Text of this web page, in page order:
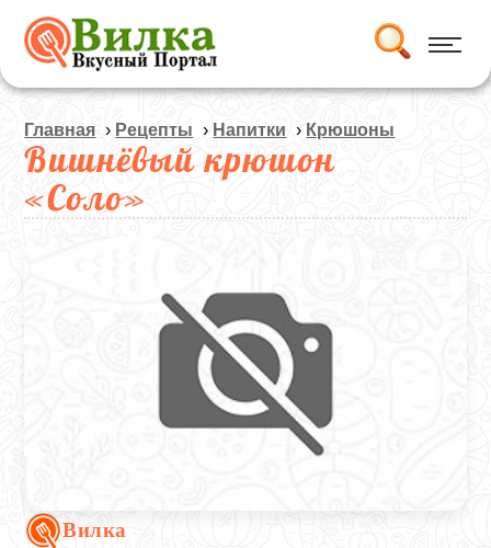
Главная › Рецепты › Напитки › Крюшоны
Вишнёвый крюшон
«Соло»
Вилка